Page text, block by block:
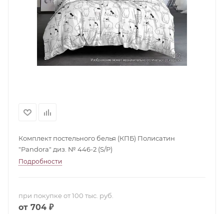
Комплект постельного белья (КПБ) Полисатин
"Pandora" диз. № 446-2 (S/P)
Подробности
при покупке от 100 тыс. руб.
от 704 ₽